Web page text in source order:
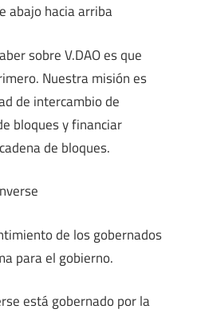
abajo hacia arriba
sobre V.DAO es que
Nuestra misión es
de intercambio de
bloques y financiar
de bloques.
de los gobernados
para el gobierno.
está gobernado por la